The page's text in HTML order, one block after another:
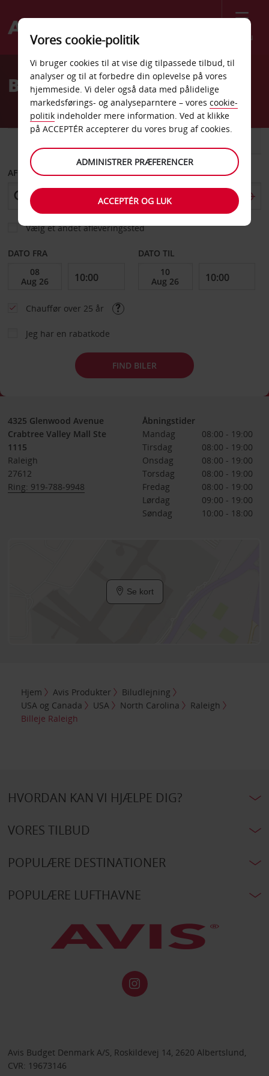
Menu
Welcome
AvisBilleje Raleigh
AFHENT FRA
Vælg et andet afleveringssted
DATO FRA DATO TIL
Chauffør over 25 år
Jeg har en rabatkode
FIND BILER
4325 Glenwood Avenue
Crabtree Valley Mall Ste
1115
Raleigh
27612
Ring: 919-788-9948
Åbningstider
Mandag
08:00 - 19:00
Tirsdag
08:00 - 19:00
Onsdag
08:00 - 19:00
Torsdag
08:00 - 19:00
Fredag
08:00 - 19:00
Lørdag
09:00 - 19:00
Søndag
10:00 - 18:00
Se kort
Hjem Avis Produkter
Biludlejning
USA og Canada
USA North Carolina
Raleigh
Billeje Raleigh
HVORDAN KAN VI HJÆLPE DIG?
VORES TILBUD
POPULÆRE DESTINATIONER
POPULÆRE LUFTHAVNE
Avis Budget Denmark A/S, Roskildevej 14, 2620 Albertslund,
CVR: 19673146
Vores cookie-politik
Vi bruger cookies til at vise dig tilpassede tilbud, til
analyser og til at forbedre din oplevelse på vores
hjemmeside. Vi deler også data med pålidelige
markedsførings- og analyseparntere – vores cookie-
politik indeholder mere information. Ved at klikke
på ACCEPTÉR accepterer du vores brug af cookies.
ADMINISTRER PRÆFERENCER
ACCEPTÉR OG LUK